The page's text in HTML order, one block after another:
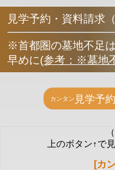
見学予約・資料請求（
※首都圏の墓地不足
早めに(参考：※墓地
上のボタン↑で
[カ